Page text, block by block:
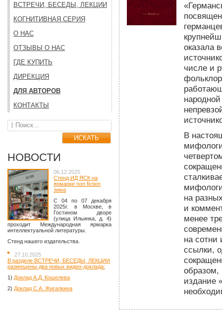
ВСТРЕЧИ, БЕСЕДЫ, ЛЕКЦИИ
КОГНИТИВНАЯ СЕРИЯ
О НАС
ОТЗЫВЫ О НАС
ГДЕ КУПИТЬ
ДИРЕКЦИЯ
ДЛЯ АВТОРОВ
КОНТАКТЫ
НОВОСТИ
06.12.2025
Стенд ИД ЯСК на
ярмарке non fiction
зима
C 04 по 07 декабря
2025г. в Москве, в
Гостином дворе
(улица Ильинка, д. 4)
проходит Международная ярмарка
интеллектуальной литературы.
Стенд нашего издательства.
27.10.2025
В разделе ВСТРЕЧИ, БЕСЕДЫ, ЛЕКЦИИ
размещены два новых видео-доклада:
1) Доклад А.Д. Кошелева
2) Доклад С.А. Жигалкина
оказала
числе и
В
на
и
менее
на сотни
ссылки,
образом,
издание